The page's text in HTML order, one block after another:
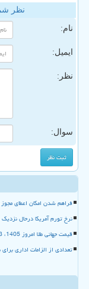
نظر
نام:
ایمیل:
نظر:
سوال:
فراهم شدن امکان اعطای مجوز
نرخ تورم آمریکا درحال نزدیک
قیمت جهانی طلا امروز 1405، 3، 5
تعدادی از الزامات اداری